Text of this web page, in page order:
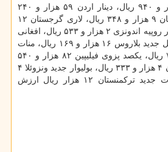
وون كره جنوبی ۳۳ هزار و ۹۴۰ ریال، دینار اردن ۵۹ هزار و ۲۴۰
ریال، یكصد تنگه قزاقستان ۹ هزار و ۳۴۸ ریال، لاری گرجستان ۱۲
هزار و ۹۴۹ ریال، یك هزار روپیه اندونزی ۲ هزار و ۵۳۳ ریال، افغانی
افغانستان ۵۴۹ ریال، روبل جدید بلاروس ۱۶ هزار و ۱۶۹ ریال، منات
آذربایجان ۲۴ هزار و ۷۵۸ ریال، یكصد پزوی فیلیپین ۸۲ هزار و ۵۴۰
ریال، سومونی تاجیكستان ۴ هزار و ۳۳۳ ریال، بولیوار جدید ونزوئلا ۴
هزار و ۲۰۶ ریال و منات جدید تركمنستان ۱۲ هزار ریال ارزش